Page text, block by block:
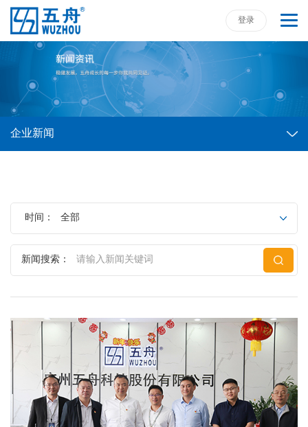
登录
企业新闻
时间： 全部
新闻搜索：